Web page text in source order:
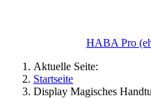
HABA Pro
Aktuelle Seite:
Startseite
Display Magisches